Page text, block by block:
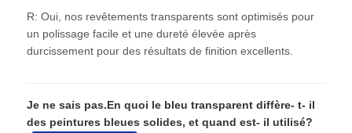
R: Oui, nos revêtements transparents sont optimisés pour
un polissage facile et une dureté élevée après
durcissement pour des résultats de finition excellents.
Je ne sais pas.En quoi le bleu transparent diffère- t- il
des peintures bleues solides, et quand est- il utilisé?